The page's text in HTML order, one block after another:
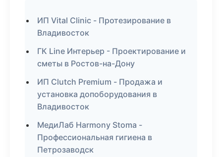
ИП Vital Clinic - Протезирование в
Владивосток
ГК Line Интерьер - Проектирование и
сметы в Ростов-на-Дону
ИП Clutch Premium - Продажа и
установка допоборудования в
Владивосток
МедиЛаб Harmony Stoma -
Профессиональная гигиена в
Петрозаводск